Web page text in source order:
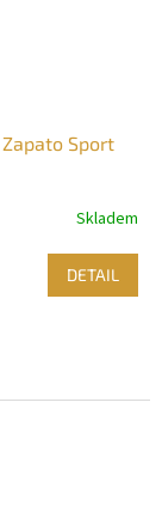
Sport
Skladem
DETAIL